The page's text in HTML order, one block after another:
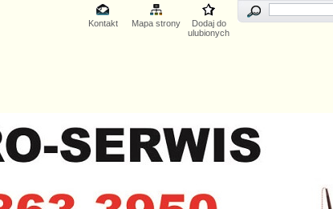
Kontakt Mapa strony
Dodaj do
ulubionych